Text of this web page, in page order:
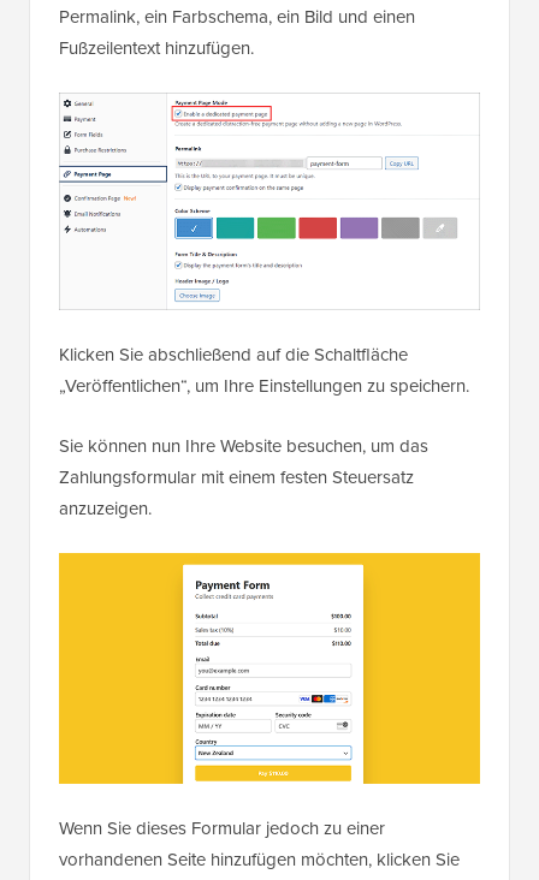
Permalink, ein Farbschema, ein Bild und einen
Fußzeilentext hinzufügen.
Klicken Sie abschließend auf die Schaltfläche
„Veröffentlichen“, um Ihre Einstellungen zu speichern.
Sie können nun Ihre Website besuchen, um das
Zahlungsformular mit einem festen Steuersatz
anzuzeigen.
Wenn Sie dieses Formular jedoch zu einer
vorhandenen Seite hinzufügen möchten, klicken Sie